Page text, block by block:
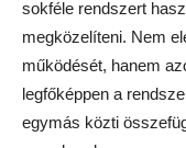
sokféle rendszert
megközelíteni. Nem
működését, hanem
legfőképpen a
egymás közti